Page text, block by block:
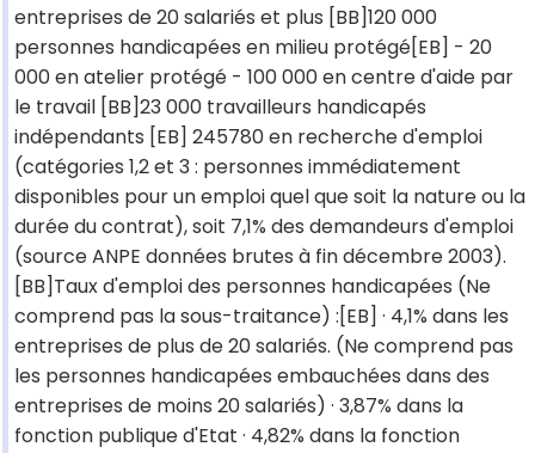
entreprises de 20 salariés et plus [BB]120 000
personnes handicapées en milieu protégé[EB] - 20
000 en atelier protégé - 100 000 en centre d'aide par
le travail [BB]23 000 travailleurs handicapés
indépendants [EB] 245780 en recherche d'emploi
(catégories 1,2 et 3 : personnes immédiatement
disponibles pour un emploi quel que soit la nature ou la
durée du contrat), soit 7,1% des demandeurs d'emploi
(source ANPE données brutes à fin décembre 2003).
[BB]Taux d'emploi des personnes handicapées (Ne
comprend pas la sous-traitance) :[EB] · 4,1% dans les
entreprises de plus de 20 salariés. (Ne comprend pas
les personnes handicapées embauchées dans des
entreprises de moins 20 salariés) · 3,87% dans la
fonction publique d'Etat · 4,82% dans la fonction